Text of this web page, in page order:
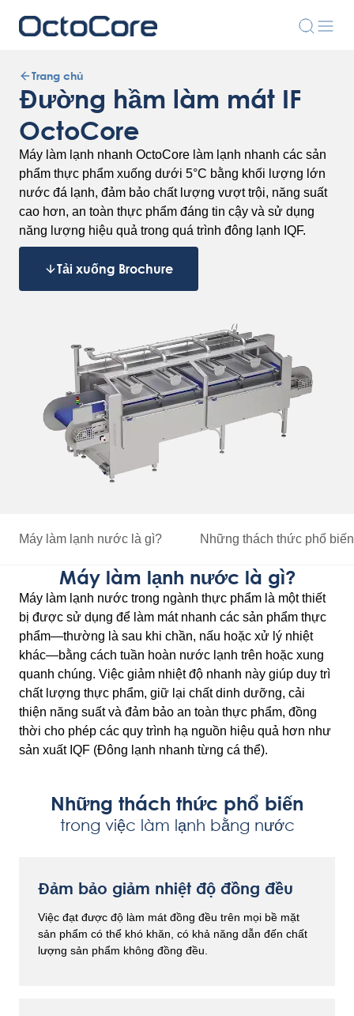
Trang chủ
Đường hầm làm mát IF
OctoCore
Máy làm lạnh nhanh OctoCore làm lạnh nhanh các sản
phẩm thực phẩm xuống dưới 5°C bằng khối lượng lớn
nước đá lạnh, đảm bảo chất lượng vượt trội, năng suất
cao hơn, an toàn thực phẩm đáng tin cậy và sử dụng
năng lượng hiệu quả trong quá trình đông lạnh IQF.
Tải xuống Brochure
Máy làm lạnh nước là gì? Những thách thức phổ
Máy làm lạnh nước là gì?
Máy làm lạnh nước trong ngành thực phẩm là một thiết
bị được sử dụng để làm mát nhanh các sản phẩm thực
phẩm—thường là sau khi chần, nấu hoặc xử lý nhiệt
khác—bằng cách tuần hoàn nước lạnh trên hoặc xung
quanh chúng. Việc giảm nhiệt độ nhanh này giúp duy trì
chất lượng thực phẩm, giữ lại chất dinh dưỡng, cải
thiện năng suất và đảm bảo an toàn thực phẩm, đồng
thời cho phép các quy trình hạ nguồn hiệu quả hơn như
sản xuất IQF (Đông lạnh nhanh từng cá thể).
Những thách thức phổ biến
trong việc làm lạnh bằng nước
Đảm bảo giảm nhiệt độ đồng đều
Việc đạt được độ làm mát đồng đều trên mọi bề mặt
sản phẩm có thể khó khăn, có khả năng dẫn đến chất
lượng sản phẩm không đồng đều.